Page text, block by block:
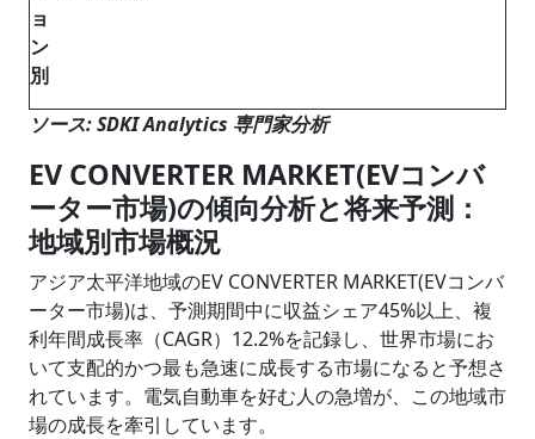
ョ
ン
別
ソース: SDKI Analytics 専門家分析
EV CONVERTER MARKET(EVコンバ
ーター市場)の傾向分析と将来予測：
地域別市場概況
アジア太平洋地域のEV CONVERTER MARKET(EVコンバ
ーター市場)は、予測期間中に収益シェア45%以上、複
利年間成長率（CAGR）12.2%を記録し、世界市場にお
いて支配的かつ最も急速に成長する市場になると予想さ
れています。電気自動車を好む人の急増が、この地域市
場の成長を牽引しています。